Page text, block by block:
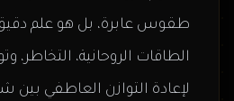
طقوس عابرة، بل هو علم
الطاقات الروحانية، التخاطر،
لإعادة التوازن العاطفي